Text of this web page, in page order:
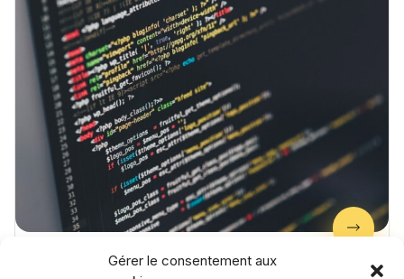
Gérer le consentement aux
Testing